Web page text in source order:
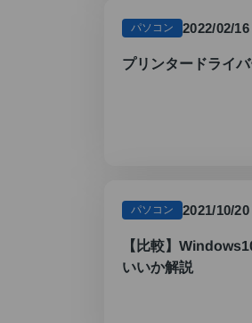
パソコン 2022/02/16
プリンタードライ
パソコン 2021/10/20
【比較】
いいか解説